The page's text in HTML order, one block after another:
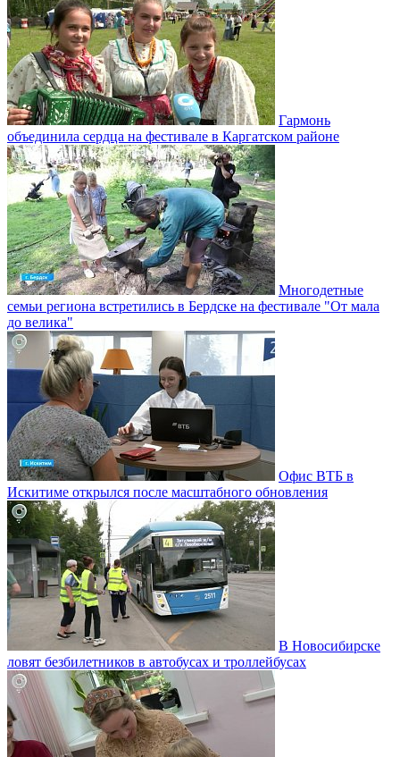
Гармонь
объединила сердца на фестивале в Каргатском районе
Многодетные
семьи региона встретились в Бердске на фестивале "От мала
до велика"
Офис ВТБ в
Искитиме открылся после масштабного обновления
В Новосибирске
ловят безбилетников в автобусах и троллейбусах